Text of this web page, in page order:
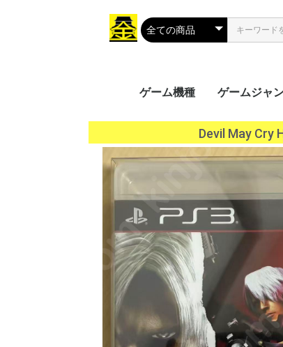
ゲーム機種
携帯用ゲーム
家庭用ゲーム
業務用ゲーム
ゲームジャ
アクション
シューティ
ロールプレ
シミュレー
アドベンチ
タクティカ
トレーディ
パズル
音楽/リズム
レース
ソーシャル
ク
ボードゲー
光線銃シリ
その他
Devil May Cry